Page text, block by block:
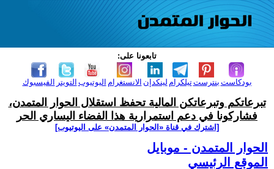
تابعونا على:
الفيسبوك التويتر اليوتيوب الانستغرام لينكدإن تيلكرامبنترست بودكاست
تبرعاتكم وتبرعاتكن المالية تحفظ استقلال الحوار المتمدن،
فشاركونا في دعم استمرارية هذا الفضاء اليساري الحر
[اشترك في قناة ‫«الحوار المتمدن» على اليوتيوب]
الحوار المتمدن - موبايل
الموقع الرئيسي